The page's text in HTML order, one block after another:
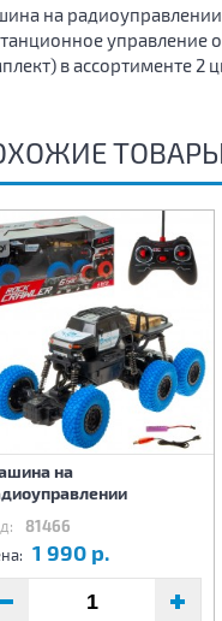
на радиоуправлении
управление
в ассортименте 2
на
81466
1 990 р.